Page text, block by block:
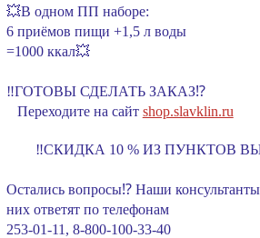
💥В одном ПП наборе:
6 приёмов пищи +1,5 л воды
=1000 ккал💥
‼️ГОТОВЫ СДЕЛАТЬ ЗАКАЗ⁉️
⠀Переходите на сайт shop.slavklin.ru
‼️СКИДКА 10 % ИЗ ПУНКТОВ
Остались вопросы⁉️ Наши консультанты
них ответят по телефонам
253-01-11, 8-800-100-33-40